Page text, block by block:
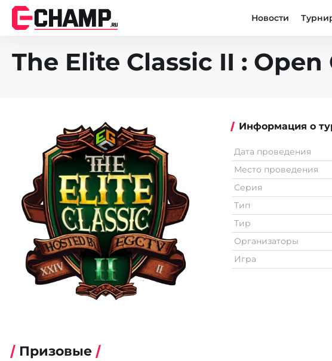
Новости
The Elite Classic II : Open
Информация о
Дата проведения
Место проведения
Серия
Тип
Тир
Организаторы
Игра
Призовые